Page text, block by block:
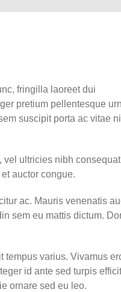
fringilla laoreet dui
pretium pellentesque
suscipit porta ac vitae
ultricies nibh consequat
auctor congue.
ac. Mauris venenatis
sem eu mattis dictum.
tempus varius. Vivamus
id ante sed turpis
ornare sed eu leo.